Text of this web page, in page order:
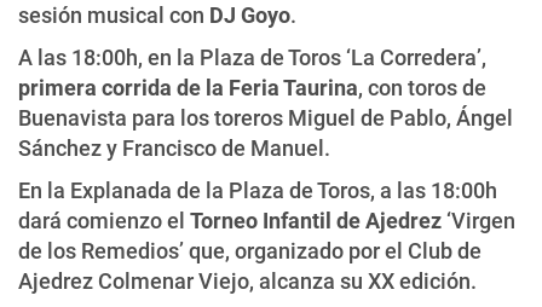
sesión musical con DJ Goyo.
A las 18:00h, en la Plaza de Toros ‘La Corredera’,
primera corrida de la Feria Taurina, con toros de
Buenavista para los toreros Miguel de Pablo, Ángel
Sánchez y Francisco de Manuel.
En la Explanada de la Plaza de Toros, a las 18:00h
dará comienzo el Torneo Infantil de Ajedrez ‘Virgen
de los Remedios’ que, organizado por el Club de
Ajedrez Colmenar Viejo, alcanza su XX edición.